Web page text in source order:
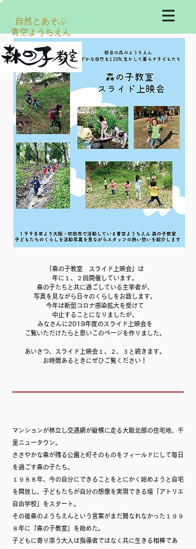
自然とあそぶ
​青空ようちえん
「森の子教室 スライド上映会」は
年に１、２回開催しています。
森の子たちと共に過ごしている主宰者が、
写真を見ながら 日々のくらしをお話します。
今年は新型コロナ感染拡大を受けて
中止することに なりましたが、
みなさんに2019年度のスライド上映会を
ご覧いただけたらと思い このページを作りました。
あいさつ、スライド上映会１、２、３と続きます。
お時間あるときにぜひご覧ください！
マンションが林立し交通網が縦横に走る大阪北部の住宅地、千
里ニュータウン。
ささやかな森が残る公園と町そのものをフィールドにして毎日
を過ごす森の子たち。
１９８８年、今の自分にできることをとにかく始めようと自宅
を開放し、子どもたちが自分の想像を実現できる場「アトリエ
自由学校」をスタート。
その後森のようちえんという言葉がまだ聞なれなかった１９９
８年に「森の子教室」を始めた。
子どもに寄り添う大人は指導者ではなく共に生きる相棒であ